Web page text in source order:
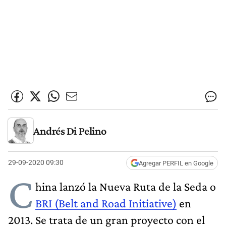
Andrés Di Pelino
29-09-2020 09:30 Agregar PERFIL en Google
C hina lanzó la Nueva Ruta de la Seda o
BRI (Belt and Road Initiative) en
2013. Se trata de un gran proyecto con el